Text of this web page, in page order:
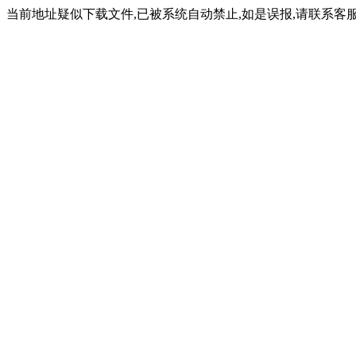
当前地址疑似下载文件,已被系统自动禁止,如是误报,请联系客